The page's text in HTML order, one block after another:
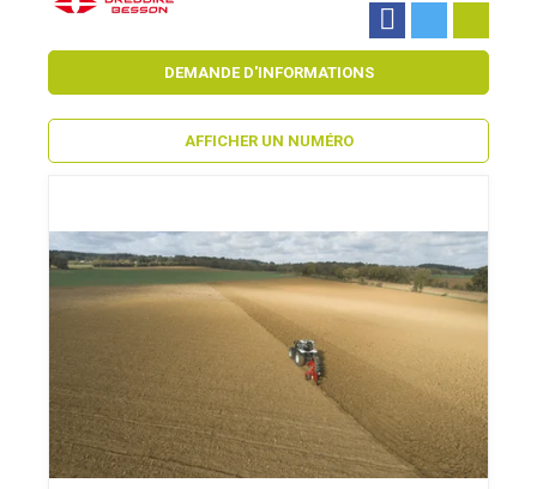
DEMANDE D'INFORMATIONS
AFFICHER UN NUMÉRO